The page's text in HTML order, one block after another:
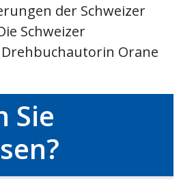
der Schweizer
Schweizer
Orane
Sie